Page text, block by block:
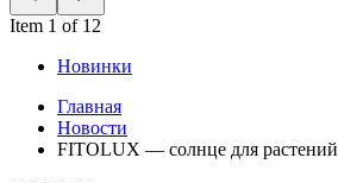
Item 1 of 12
Новинки
Главная
Новости
FITOLUX — солнце для растений